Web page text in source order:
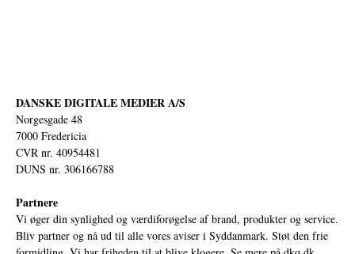
DANSKE DIGITALE MEDIER A/S
Norgesgade 48
7000 Fredericia
CVR nr. 40954481
DUNS nr. 306166788
Partnere
Vi øger din synlighed og værdiforøgelse af brand, produkter og service.
Bliv partner og nå ud til alle vores aviser i Syddanmark. Støt den frie